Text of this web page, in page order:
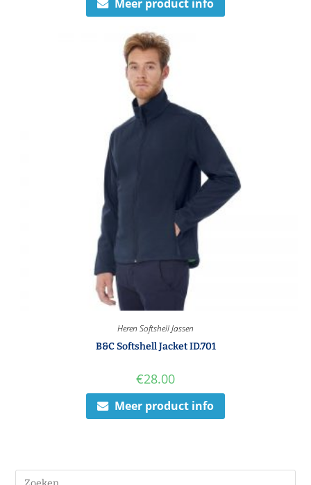
Meer product info
Heren Softshell Jassen
B&C Softshell Jacket ID.701
€28.00
Meer product info